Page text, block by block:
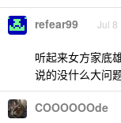
refear99 Jul 8
听起来女方家底
说的没什么大问
COOOOOOde